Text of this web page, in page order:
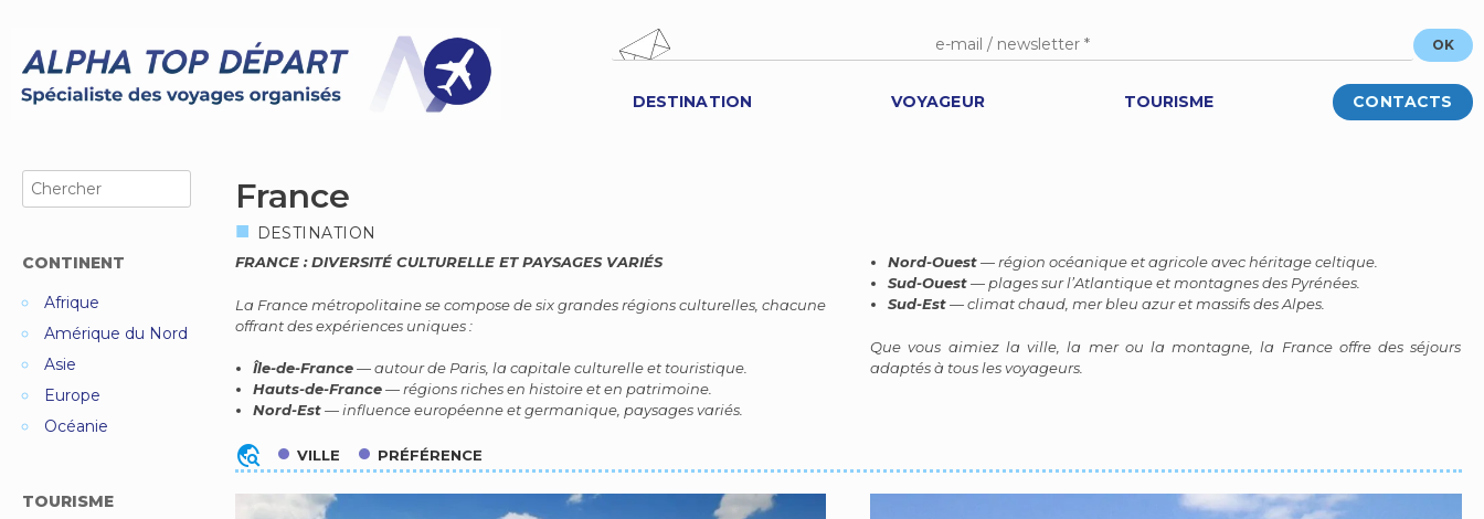
content
DESTINATION VOYAGEUR TOURISME CONTACTS
France
DESTINATION
FRANCE : DIVERSITÉ CULTURELLE ET PAYSAGES VARIÉS
La France métropolitaine se compose de six grandes régions culturelles, chacune
offrant des expériences uniques :
Île-de-France— autour de Paris, la capitale culturelle et touristique.
Hauts-de-France— régions riches en histoire et en patrimoine.
Nord-Est— influence européenne et germanique, paysages variés.
Nord-Ouest— région océanique et agricole avec héritage celtique.
Sud-Ouest— plages sur l’Atlantique et montagnes des Pyrénées.
Sud-Est— climat chaud, mer bleu azur et massifs des Alpes.
Que vous aimiez la ville, la mer ou la montagne, la France offre des séjours
adaptés à tous les voyageurs.
travel_explore VILLE PRÉFÉRENCE
Search
for:
CONTINENT
Afrique
Amérique du Nord
Asie
Europe
Océanie
TOURISME